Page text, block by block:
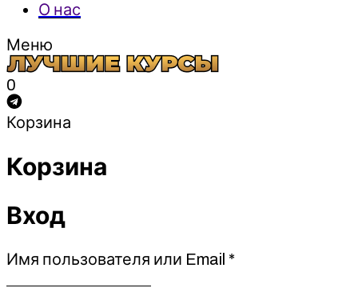
О нас
Меню
0
Корзина
Корзина
Вход
Имя пользователя или Email *Обязательно